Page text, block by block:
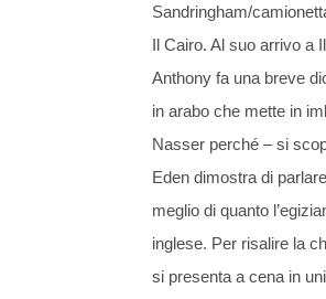
Sandringham/
Il Cairo. Al suo arrivo a
Anthony fa una breve
in arabo che mette in
Nasser perché – si
Eden dimostra di
meglio di quanto
inglese. Per risalire la
si presenta a cena in